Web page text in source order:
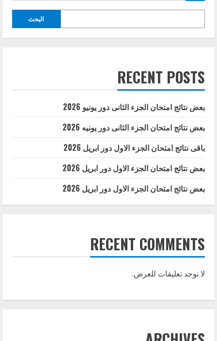
البحث
RECENT POSTS
بعض نتائج امتحان الجزء الثانى دور يونيو 2026
بعض نتائج امتحان الجزء الثانى دور يونيه 2026
باقى نتائج امتحان الجزء الاول دور ابريل 2026
بعض نتائج امتحان الجزء الاول دور ابريل 2026
بعض نتائج امتحان الجزء الاول دور ابريل 2026
RECENT COMMENTS
لا توجد تعليقات للعرض.